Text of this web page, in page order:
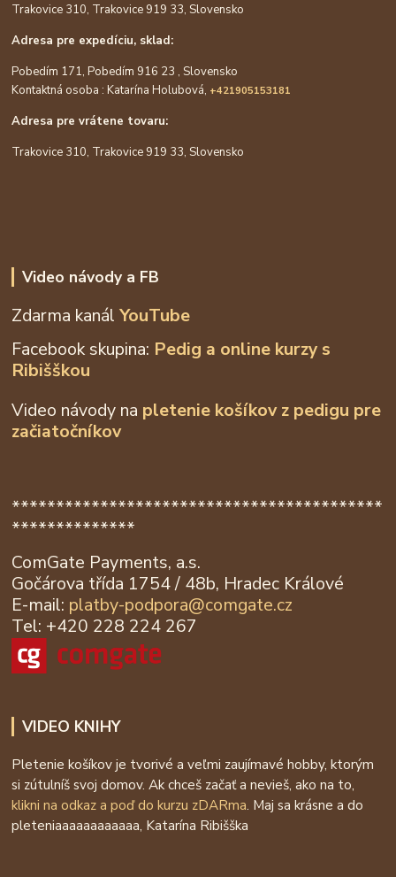
Trakovice 310, Trakovice 919 33, Slovensko
Adresa pre expedíciu, sklad:
Pobedím 171, Pobedím 916 23 , Slovensko
Kontaktná osoba : Katarína Holubová, +421905153181
Adresa pre vrátene tovaru:
Trakovice 310, Trakovice 919 33, Slovensko
Video návody a FB
Zdarma kanálYouTube
Facebook skupina: Pedig a online kurzy s
Ribišškou
Video návody na pletenie košíkov z pedigu pre
začiatočníkov
******************************************
**************
ComGate Payments, a.s.
Gočárova třída 1754 / 48b, Hradec Králové
E-mail: platby-podpora@comgate.cz
Tel: +420 228 224 267
VIDEO KNIHY
Pletenie košíkov je tvorivé a veľmi zaujímavé hobby, ktorým
si zútulníš svoj domov. Ak chceš začať a nevieš, ako na to,
klikni na odkaz a poď do kurzu zDARma. Maj sa krásne a do
pleteniaaaaaaaaaaaa, Katarína Ribišška